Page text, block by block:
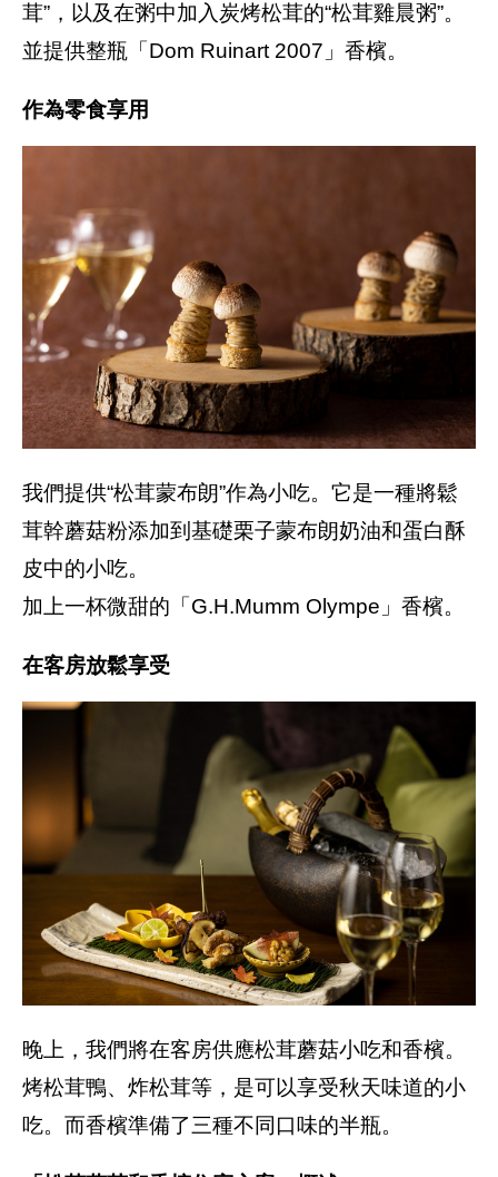
茸”，以及在粥中加入炭烤松茸的“松茸雞晨粥”。
並提供整瓶「Dom Ruinart 2007」香檳。
作為零食享用
我們提供“松茸蒙布朗”作為小吃。它是一種將鬆
茸幹蘑菇粉添加到基礎栗子蒙布朗奶油和蛋白酥
皮中的小吃。
加上一杯微甜的「G.H.Mumm Olympe」香檳。
在客房放鬆享受
晚上，我們將在客房供應松茸蘑菇小吃和香檳。
烤松茸鴨、炸松茸等，是可以享受秋天味道的小
吃。而香檳準備了三種不同口味的半瓶。